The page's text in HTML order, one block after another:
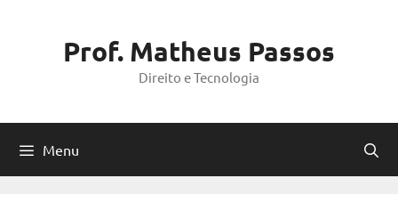
Prof. Matheus Passos
Direito e Tecnologia
Menu